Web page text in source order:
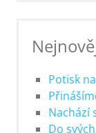
Potisk
Nachází
Do